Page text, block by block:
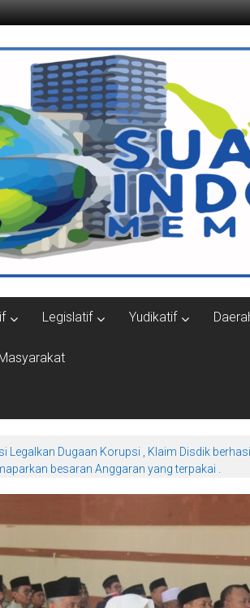
Legislatif Yudikatif
Legalkan Dugaan Korupsi , Klaim Disdik
besaran Anggaran yang terpakai .